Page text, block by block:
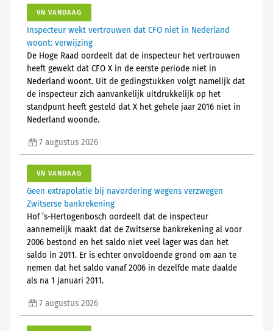
VN VANDAAG
Inspecteur wekt vertrouwen dat CFO niet in Nederland
woont: verwijzing
De Hoge Raad oordeelt dat de inspecteur het vertrouwen
heeft gewekt dat CFO X in de eerste periode niet in
Nederland woont. Uit de gedingstukken volgt namelijk dat
de inspecteur zich aanvankelijk uitdrukkelijk op het
standpunt heeft gesteld dat X het gehele jaar 2016 niet in
Nederland woonde.
7 augustus 2026
VN VANDAAG
Geen extrapolatie bij navordering wegens verzwegen
Zwitserse bankrekening
Hof ’s-Hertogenbosch oordeelt dat de inspecteur
aannemelijk maakt dat de Zwitserse bankrekening al voor
2006 bestond en het saldo niet veel lager was dan het
saldo in 2011. Er is echter onvoldoende grond om aan te
nemen dat het saldo vanaf 2006 in dezelfde mate daalde
als na 1 januari 2011.
7 augustus 2026